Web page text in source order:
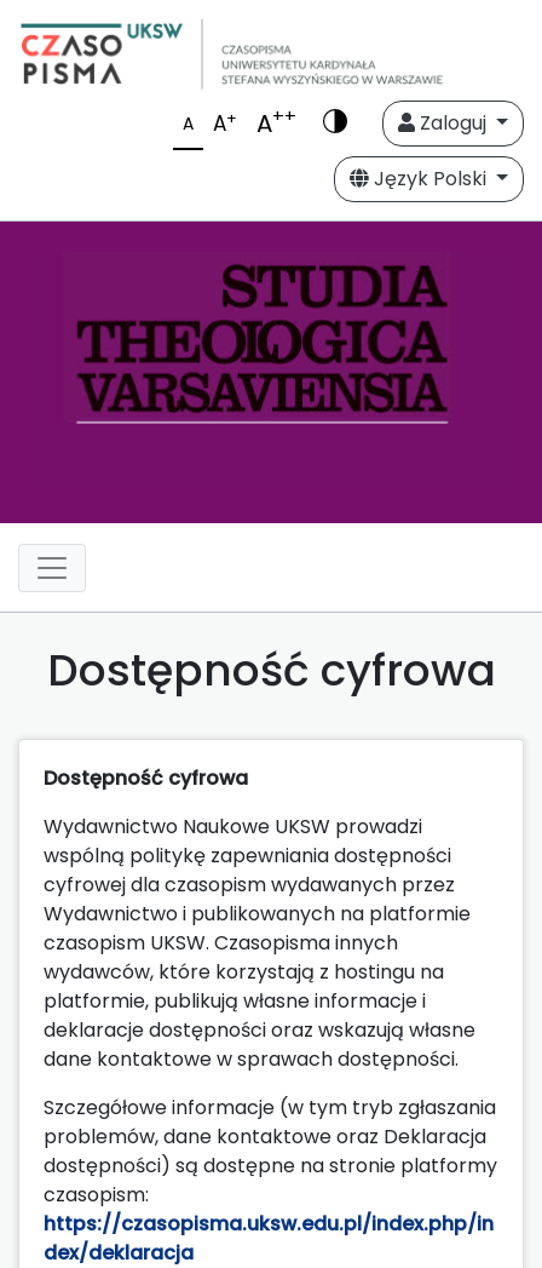
A A+ A++
Zaloguj
Język Polski
Dostępność cyfrowa
Dostępność cyfrowa
Wydawnictwo Naukowe UKSW prowadzi
wspólną politykę zapewniania dostępności
cyfrowej dla czasopism wydawanych przez
Wydawnictwo i publikowanych na platformie
czasopism UKSW. Czasopisma innych
wydawców, które korzystają z hostingu na
platformie, publikują własne informacje i
deklaracje dostępności oraz wskazują własne
dane kontaktowe w sprawach dostępności.
Szczegółowe informacje (w tym tryb zgłaszania
problemów, dane kontaktowe oraz Deklaracja
dostępności) są dostępne na stronie platformy
czasopism:
https://czasopisma.uksw.edu.pl/index.php/in
dex/deklaracja